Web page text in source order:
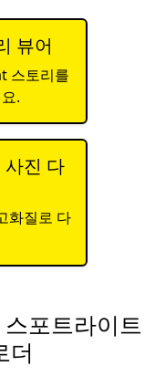
뷰어
스토리를
.
진 다
화질로 다
포트라이트
더